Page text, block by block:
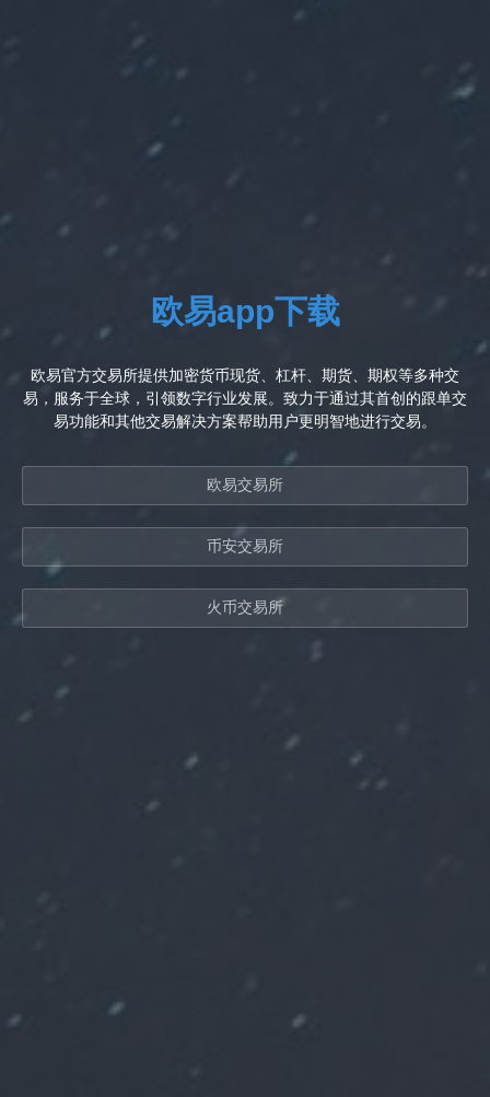
欧易app下载
欧易官方交易所提供加密货币现货、杠杆、期货、期权等多种交
易，服务于全球，引领数字行业发展。致力于通过其首创的跟单交
易功能和其他交易解决方案帮助用户更明智地进行交易。
欧易交易所
币安交易所
火币交易所